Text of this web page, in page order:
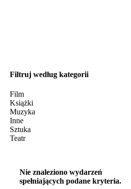
Filtruj według kategorii
Film
Książki
Muzyka
Inne
Sztuka
Teatr
Nie znaleziono wydarzeń
spełniających podane kryteria.